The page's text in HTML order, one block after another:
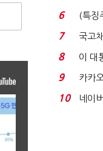
빈 매
6
(특징
지에
7
국고
금 폭
8
이 대
적극
9
카카
6.3%
10
네이